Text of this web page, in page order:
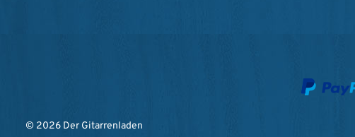
© 2026 Der Gitarrenladen